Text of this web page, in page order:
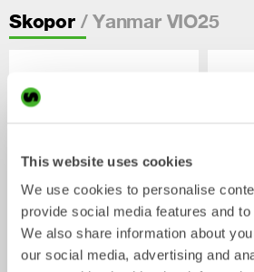
This website uses cookies
We use cookies to personalise
provide social media features and
We also share information about
our social media, advertising and
Skopor/ Yanmar VIO25
CUSTOM BUILD